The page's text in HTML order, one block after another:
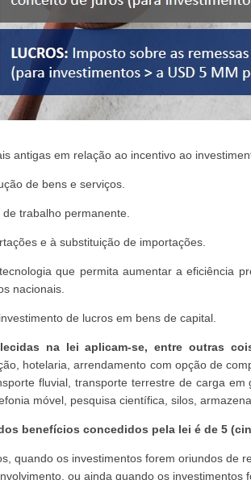
antigas em relação ao incentivo ao
de bens e serviços.
trabalho permanente.
e à substituição de importações.
que permita aumentar a eficiência
nacionais.
de lucros em bens de capital.
na lei aplicam-se, entre outras
hotelaria, arrendamento com opção de
fluvial, transporte terrestre de carga
móvel, pesquisa científica, silos,
benefícios concedidos pela lei é de 5
quando os investimentos forem oriundos de
ou ainda quando os investimentos